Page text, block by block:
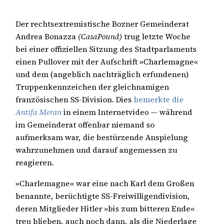
Der rechtsextremistische Bozner Gemeinderat
Andrea Bonazza (CasaPound) trug letzte Woche
bei einer offiziellen Sitzung des Stadtparlaments
einen Pullover mit der Aufschrift »Charlemagne«
und dem (angeblich nachträglich erfundenen)
Truppenkennzeichen der gleichnamigen
französischen SS-Division. Dies bemerkte die
Antifa Meranin einem Internetvideo — während
im Gemeinderat offenbar niemand so
aufmerksam war, die bestürzende Anspielung
wahrzunehmen und darauf angemessen zu
reagieren.
»Charlemagne« war eine nach Karl dem Großen
benannte, berüchtigte SS-Freiwilligendivision,
deren Mitglieder Hitler »bis zum bitteren Ende«
treu blieben, auch noch dann, als die Niederlage